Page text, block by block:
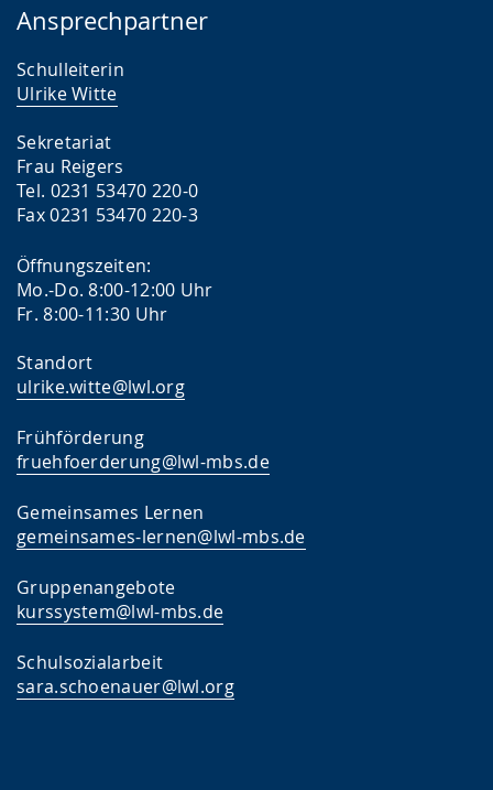
Ansprechpartner
Schulleiterin
Ulrike Witte
Sekretariat
Frau Reigers
Tel. 0231 53470 220-0
Fax 0231 53470 220-3
Öffnungszeiten:
Mo.-Do. 8:00-12:00 Uhr
Fr. 8:00-11:30 Uhr
Standort
ulrike.witte@lwl.org
Frühförderung
fruehfoerderung@lwl-mbs.de
Gemeinsames Lernen
gemeinsames-lernen@lwl-mbs.de
Gruppenangebote
kurssystem@lwl-mbs.de
Schulsozialarbeit
sara.schoenauer@lwl.org